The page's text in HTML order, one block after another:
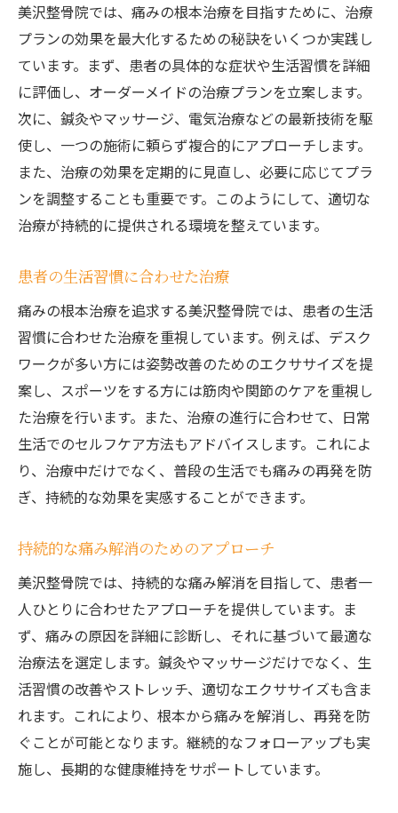
美沢整骨院では、痛みの根本治療を目指すために、治療
プランの効果を最大化するための秘訣をいくつか実践し
ています。まず、患者の具体的な症状や生活習慣を詳細
に評価し、オーダーメイドの治療プランを立案します。
次に、鍼灸やマッサージ、電気治療などの最新技術を駆
使し、一つの施術に頼らず複合的にアプローチします。
また、治療の効果を定期的に見直し、必要に応じてプラ
ンを調整することも重要です。このようにして、適切な
治療が持続的に提供される環境を整えています。
患者の生活習慣に合わせた治療
痛みの根本治療を追求する美沢整骨院では、患者の生活
習慣に合わせた治療を重視しています。例えば、デスク
ワークが多い方には姿勢改善のためのエクササイズを提
案し、スポーツをする方には筋肉や関節のケアを重視し
た治療を行います。また、治療の進行に合わせて、日常
生活でのセルフケア方法もアドバイスします。これによ
り、治療中だけでなく、普段の生活でも痛みの再発を防
ぎ、持続的な効果を実感することができます。
持続的な痛み解消のためのアプローチ
美沢整骨院では、持続的な痛み解消を目指して、患者一
人ひとりに合わせたアプローチを提供しています。ま
ず、痛みの原因を詳細に診断し、それに基づいて最適な
治療法を選定します。鍼灸やマッサージだけでなく、生
活習慣の改善やストレッチ、適切なエクササイズも含ま
れます。これにより、根本から痛みを解消し、再発を防
ぐことが可能となります。継続的なフォローアップも実
施し、長期的な健康維持をサポートしています。